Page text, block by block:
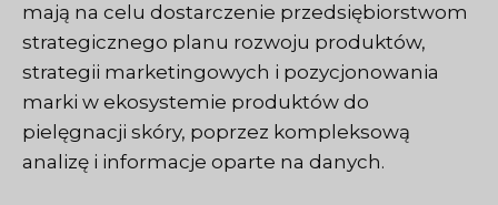
mają na celu dostarczenie przedsiębiorstwom
strategicznego planu rozwoju produktów,
strategii marketingowych i pozycjonowania
marki w ekosystemie produktów do
pielęgnacji skóry, poprzez kompleksową
analizę i informacje oparte na danych.